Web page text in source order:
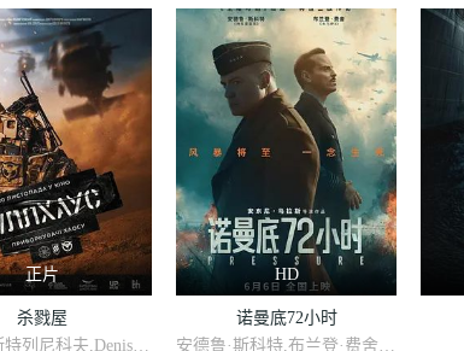
正片
杀戮屋
HD
诺曼底72小时